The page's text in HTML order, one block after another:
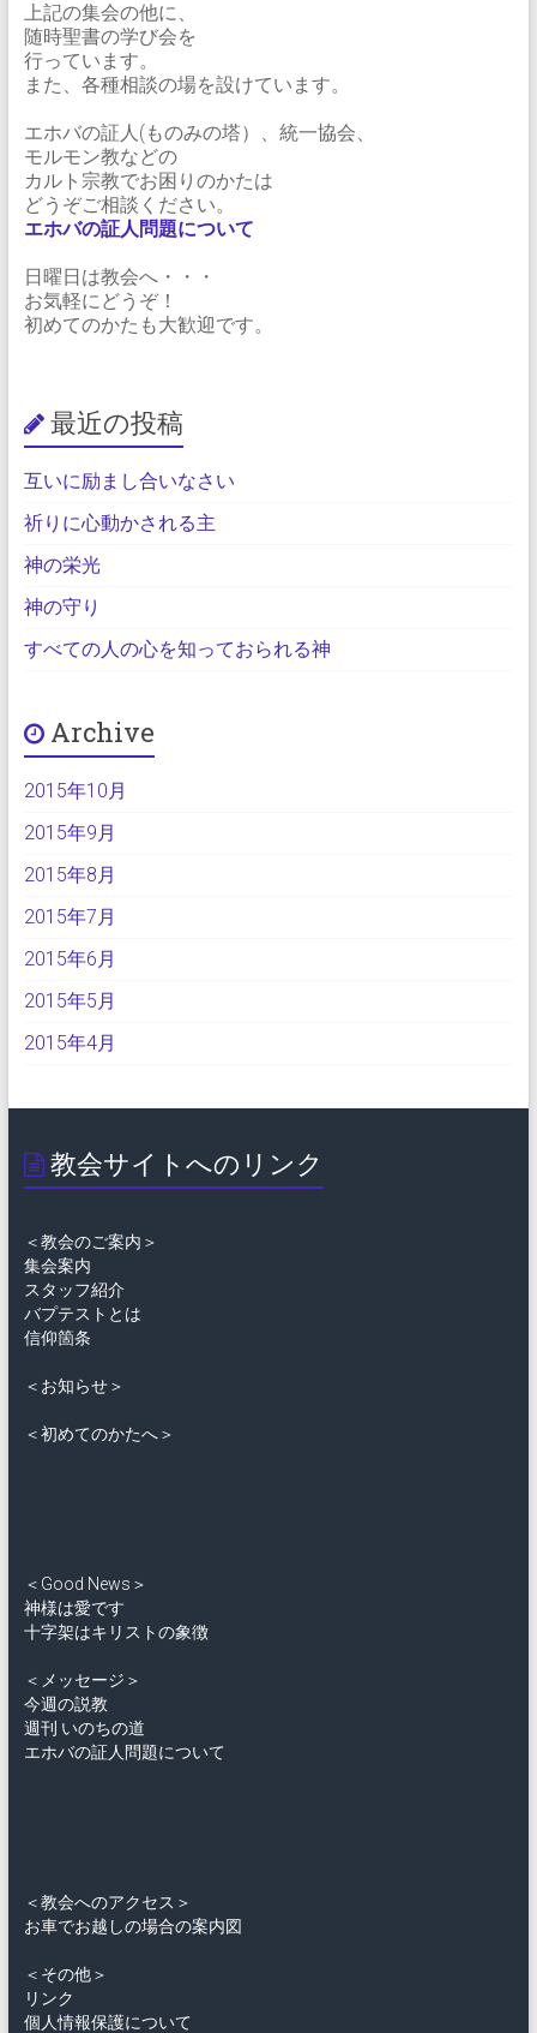
上記の集会の他に、
随時聖書の学び会を
行っています。
また、各種相談の場を設けています。
エホバの証人(ものみの塔）、統一協会、
モルモン教などの
カルト宗教でお困りのかたは
どうぞご相談ください。
エホバの証人問題について
日曜日は教会へ・・・
お気軽にどうぞ！
初めてのかたも大歓迎です。
最近の投稿
互いに励まし合いなさい
祈りに心動かされる主
神の栄光
神の守り
すべての人の心を知っておられる神
Archive
2015年10月
2015年9月
2015年8月
2015年7月
2015年6月
2015年5月
2015年4月
教会サイトへのリンク
＜教会のご案内＞
集会案内
スタッフ紹介
バプテストとは
信仰箇条
＜お知らせ＞
＜初めてのかたへ＞
＜Good News＞
神様は愛です
十字架はキリストの象徴
＜メッセージ＞
今週の説教
週刊 いのちの道
エホバの証人問題について
＜教会へのアクセス＞
お車でお越しの場合の案内図
＜その他＞
リンク
個人情報保護について